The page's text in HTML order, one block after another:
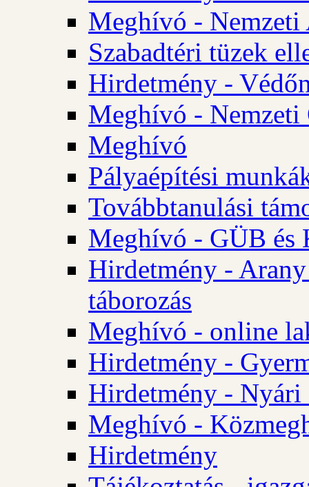
Meghívó - Nemzeti
Szabadtéri tüzek
Hirdetmény -
Meghívó - Nemzeti
Meghívó
Pályaépítési
Továbbtanulási
Meghívó - GÜB és
Hirdetmény - Arany
táborozás
Meghívó - online
Hirdetmény -
Hirdetmény - Nyári
Meghívó -
Hirdetmény